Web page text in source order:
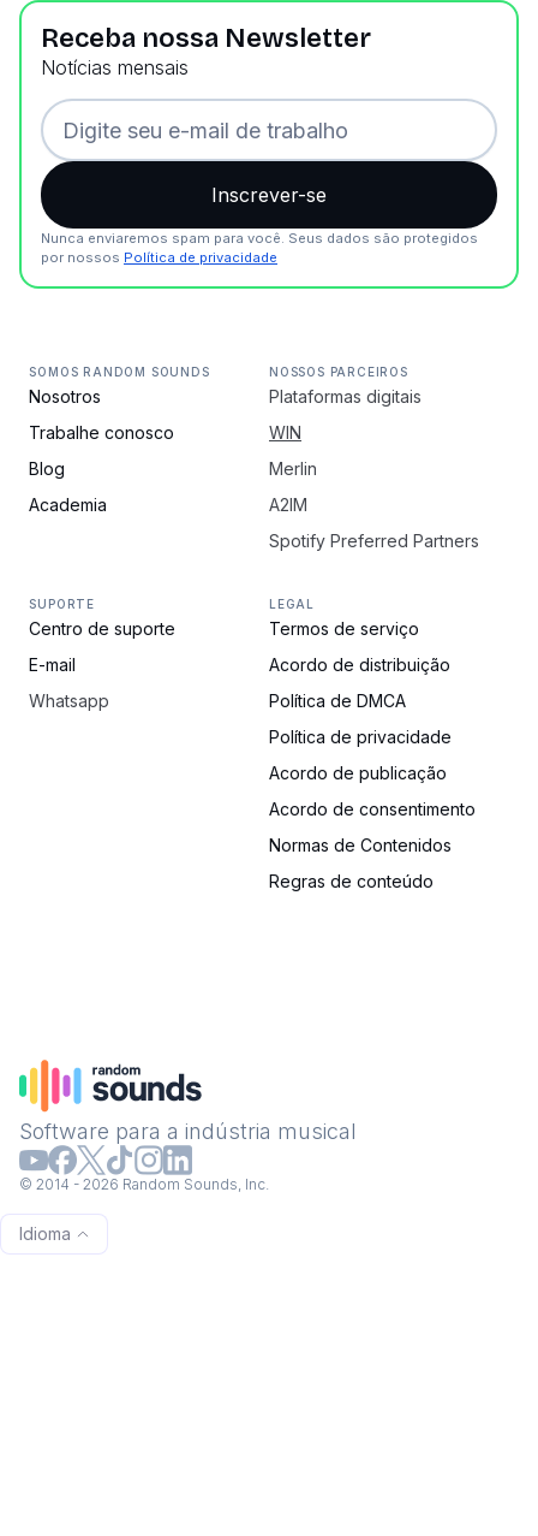
Receba nossa Newsletter
Notícias mensais
Nunca enviaremos spam para você. Seus dados são protegidos
por nossos Política de privacidade
SOMOS RANDOM SOUNDS
Nosotros
Trabalhe conosco
Blog
Academia
NOSSOS PARCEIROS
Plataformas digitais
WIN
Merlin
A2IM
Spotify Preferred Partners
SUPORTE
Centro de suporte
E-mail
Whatsapp
LEGAL
Termos de serviço
Acordo de distribuição
Política de DMCA
Política de privacidade
Acordo de publicação
Acordo de consentimento
Normas de Contenidos
Regras de conteúdo
Software para a indústria musical
© 2014 - 2026 Random Sounds, Inc.
Idioma